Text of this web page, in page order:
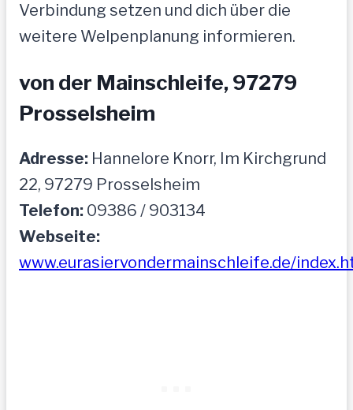
Verbindung setzen und dich über die
weitere Welpenplanung informieren.
von der Mainschleife, 97279
Prosselsheim
Adresse: Hannelore Knorr, Im Kirchgrund
22, 97279 Prosselsheim
Telefon: 09386 / 903134
Webseite:
www.eurasiervondermainschleife.de/